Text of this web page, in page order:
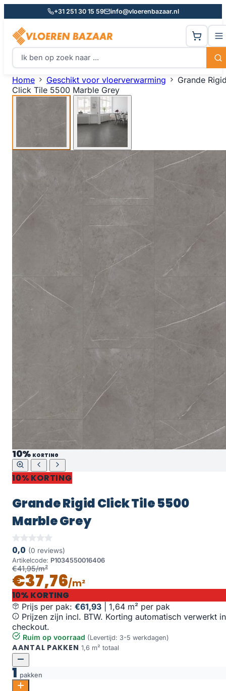
+31 251 30 15 59 info@vloerenbazaar.nl
Home Geschikt voor vloerverwarming
Grande
Click Tile 5500 Marble Grey
10% KORTING
10% KORTING
Grande Rigid Click Tile 5500
Marble Grey
0,0 (0 reviews)
Artikelcode: P1034550016406
€41,95/m²
€37,76/m²
10% KORTING
Prijs per pak: €61,93
1,64 m² per pak
Prijzen zijn incl. BTW. Korting automatisch verwerkt in
checkout.
Ruim op voorraad (Levertijd: 3-5 werkdagen)
AANTAL PAKKEN 1,6 m² totaal
1 pakken